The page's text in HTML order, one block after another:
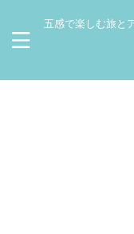
五感で楽しむ旅と